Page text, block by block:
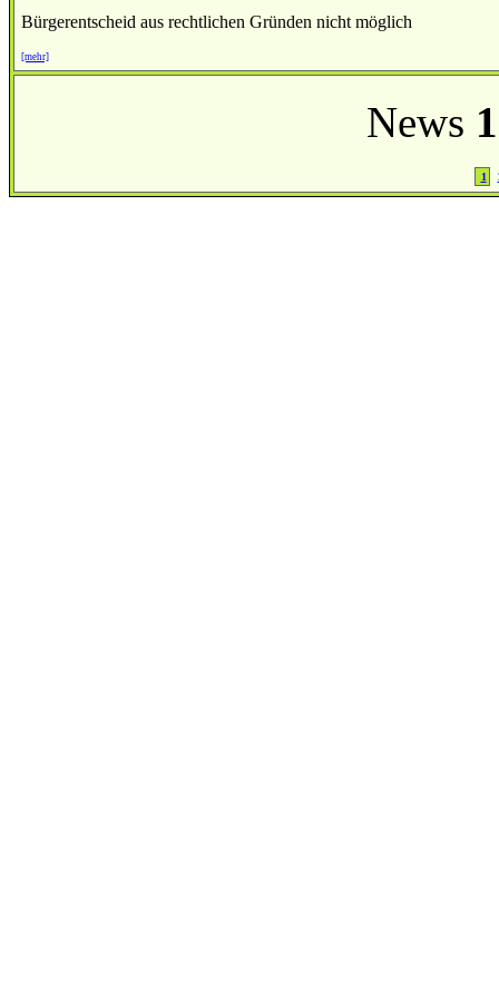
Bürgerentscheid aus rechtlichen Gründen nicht möglich
[mehr]
News
1